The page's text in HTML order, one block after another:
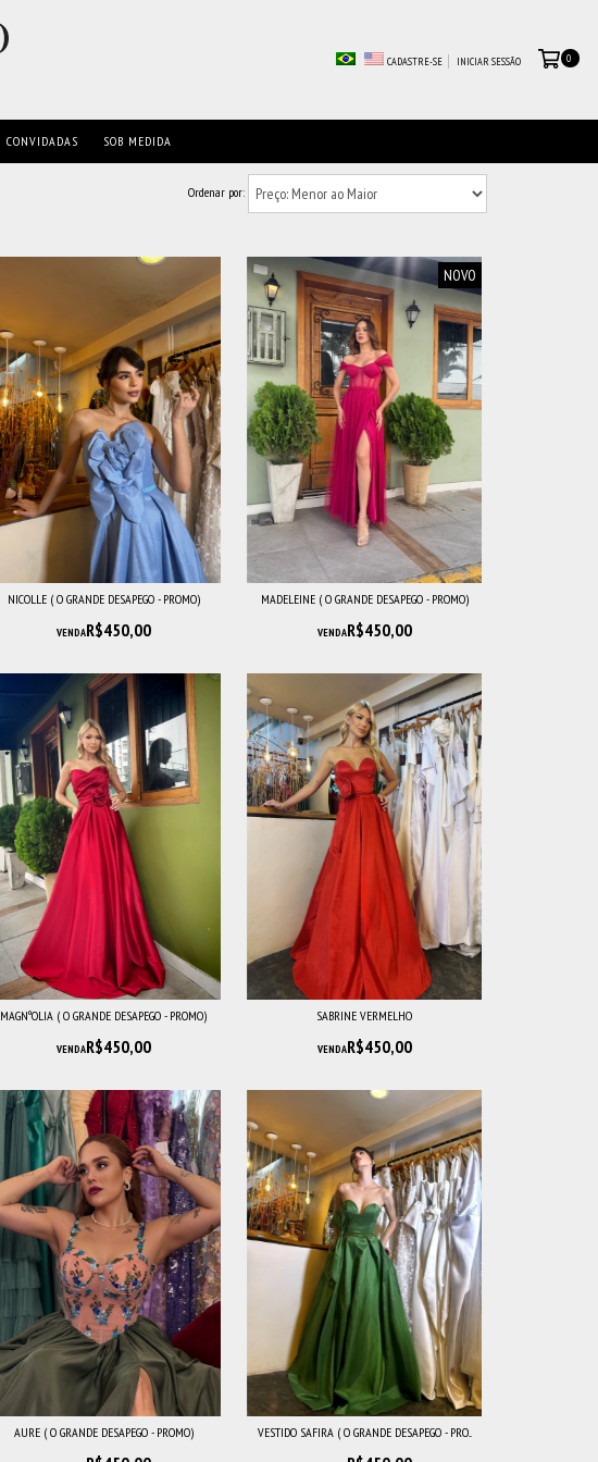
CADASTRE-SE INICIAR SESSÃO 0
CONVIDADAS SOB MEDIDA
Ordenar por:
NICOLLE ( O GRANDE DESAPEGO - PROMO)
VENDAR$450,00
NOVO
MADELEINE ( O GRANDE DESAPEGO - PROMO)
VENDAR$450,00
MAGNºOLIA ( O GRANDE DESAPEGO - PROMO)
VENDAR$450,00
SABRINE VERMELHO
VENDAR$450,00
AURE ( O GRANDE DESAPEGO - PROMO) VESTIDO SAFIRA ( O GRANDE DESAPEGO - PRO...